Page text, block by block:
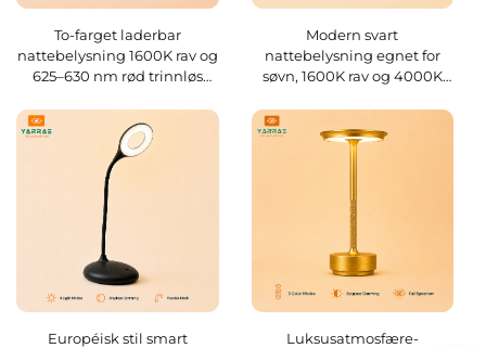
To-farget laderbar
nattebelysning 1600K rav og
625–630 nm rød trinnløs
timers batterilevetid, Type-C
Modern svart
nattebelysning egnet for
søvn, 1600K rav og 4000K
minnefunksjon, 1800 mAh
batteri, 18 timer
Européisk stil smart
Luksusatmosfære-